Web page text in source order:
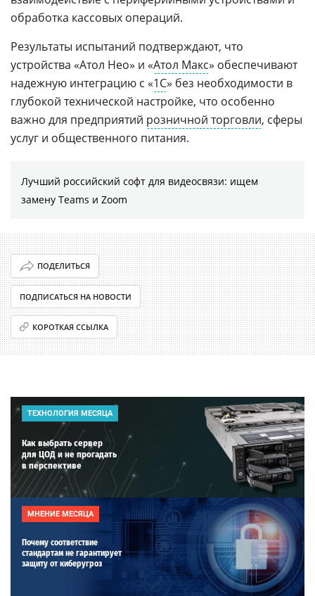
обработка кассовых операций.
Результаты испытаний подтверждают, что
устройства «Атол Нео» и «Атол Макс» обеспечивают
надежную интеграцию с «1С» без необходимости в
глубокой технической настройке, что особенно
важно для предприятий розничной торговли, сферы
услуг и общественного питания.
Лучший российский софт для видеосвязи: ищем
замену Teams и Zoom
ПОДЕЛИТЬСЯ
ПОДПИСАТЬСЯ НА НОВОСТИ
КОРОТКАЯ ССЫЛКА
ТЕХНОЛОГИЯ МЕСЯЦА
Как выбрать сервер
для ЦОД и не прогадать
в перспективе
МНЕНИЕ МЕСЯЦА
Почему соответствие
стандартам не гарантирует
защиту от киберугроз